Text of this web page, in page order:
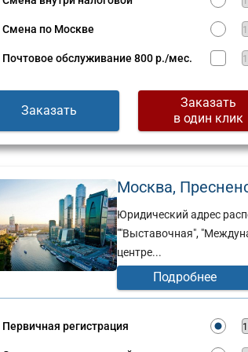
стр.
Смена по Москве
Почтовое обслуживание 800 р./мес.
Заказать
Заказать
в один клик
Москва,
Юридический адрес
""Выставочная",
центре...
Подробнее
Первичная регистрация